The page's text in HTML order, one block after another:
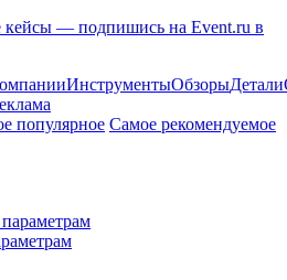
— подпишись на Event.ru в
ИнструментыОбзорыДетали
популярное Самое рекомендуемое